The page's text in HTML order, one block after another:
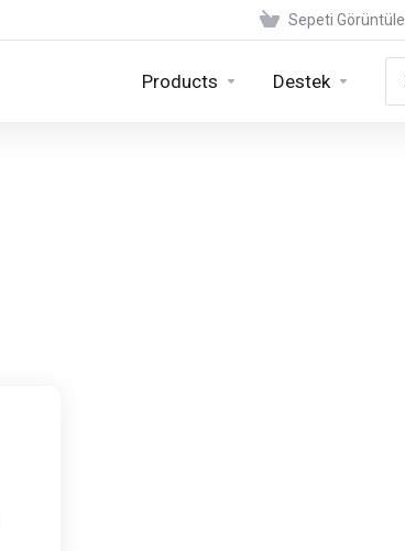
Sepeti Görüntüle
Products Destek